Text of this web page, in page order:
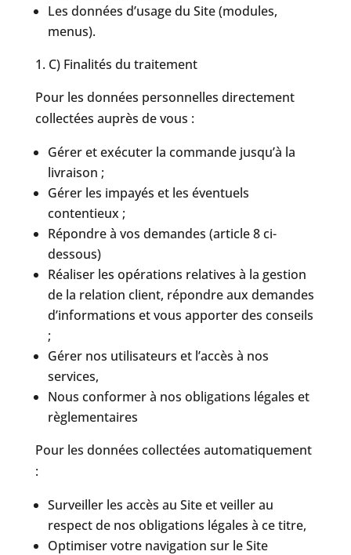
Les données d’usage du Site (modules,
menus).
C) Finalités du traitement
Pour les données personnelles directement
collectées auprès de vous :
Gérer et exécuter la commande jusqu’à la
livraison ;
Gérer les impayés et les éventuels
contentieux ;
Répondre à vos demandes (article 8 ci-
dessous)
Réaliser les opérations relatives à la gestion
de la relation client, répondre aux demandes
d’informations et vous apporter des conseils
;
Gérer nos utilisateurs et l’accès à nos
services,
Nous conformer à nos obligations légales et
règlementaires
Pour les données collectées automatiquement
:
Surveiller les accès au Site et veiller au
respect de nos obligations légales à ce titre,
Optimiser votre navigation sur le Site